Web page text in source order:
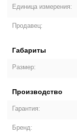
Единица измерения:
Продавец:
Габариты
Размер:
Производство
Гарантия:
Бренд: